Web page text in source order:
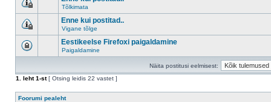
Tõlkimata
Enne kui postitad..
Vigane tõlge
Eestikeelse Firefoxi paigaldamine
Paigaldamine
Näita postitusi eelmisest:
1
. leht1-st[ Otsing leidis 22 vastet ]
Foorumi pealeht